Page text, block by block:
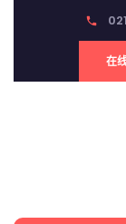
phone
在